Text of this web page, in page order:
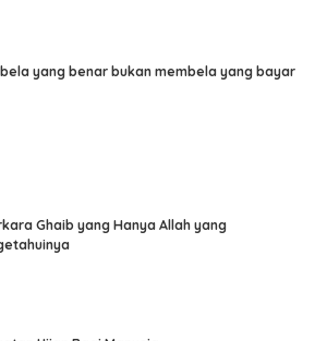
yang benar bukan membela yang bayar
Ghaib yang Hanya Allah yang